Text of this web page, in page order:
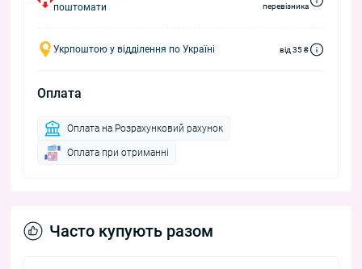
поштомати
перевізника
Укрпоштою у відділення по Україні від 35 ₴
Оплата
Оплата на Розрахунковий рахунок
Оплата при отриманні
Часто купують разом